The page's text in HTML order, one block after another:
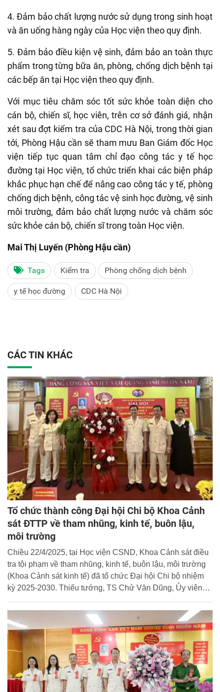
4. Đảm bảo chất lượng nước sử dụng trong sinh hoạt
và ăn uống hàng ngày của Học viện theo quy định.
5. Đảm bảo điều kiện vệ sinh, đảm bảo an toàn thực
phẩm trong từng bữa ăn, phòng, chống dịch bệnh tại
các bếp ăn tại Học viện theo quy định.
Với mục tiêu chăm sóc tốt sức khỏe toàn diện cho
cán bộ, chiến sĩ, học viên,trên cơ sở đánh giá, nhận
xét sau đợt kiểm tra của CDC Hà Nội, trong thời gian
tới, Phòng Hậu cần sẽ tham mưu Ban Giám đốc Học
viện tiếp tục quan tâm chỉ đạo công tác y tế học
đường tại Học viện, tổ chức triển khai các biện pháp
khắc phục hạn chếđể nâng cao công tác y tế, phòng
chống dịch bệnh, công tác vệ sinh học đường, vệ sinh
môi trường, đảm bảo chất lượng nước và chăm sóc
sức khỏe cán bộ, chiến sĩ trong toàn Học viện.
Mai Thị Luyến (Phòng Hậu cần)
Tags Kiểm tra Phòng chống dịch bệnh
y tế học đường CDC Hà Nội
CÁC TIN KHÁC
Tổ chức thành công Đại hội Chi bộ Khoa Cảnh
sát ĐTTP về tham nhũng, kinh tế, buôn lậu,
môi trường
Chiều 22/4/2025, tại Học viện CSND, Khoa Cảnh sát điều
tra tội phạm về tham nhũng, kinh tế, buôn lậu, môi trường
(Khoa Cảnh sát kinh tế) đã tổ chức Đại hội Chi bộ nhiệm
kỳ 2025-2030. Thiếu tướng, TS Chử Văn Dũng, Ủy viên
dự và phát biểu chỉ đạo tại Đại hội.